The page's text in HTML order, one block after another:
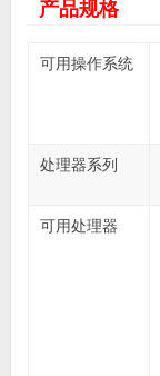
产品规格
可用操作系统
处理器系列
可用处理器